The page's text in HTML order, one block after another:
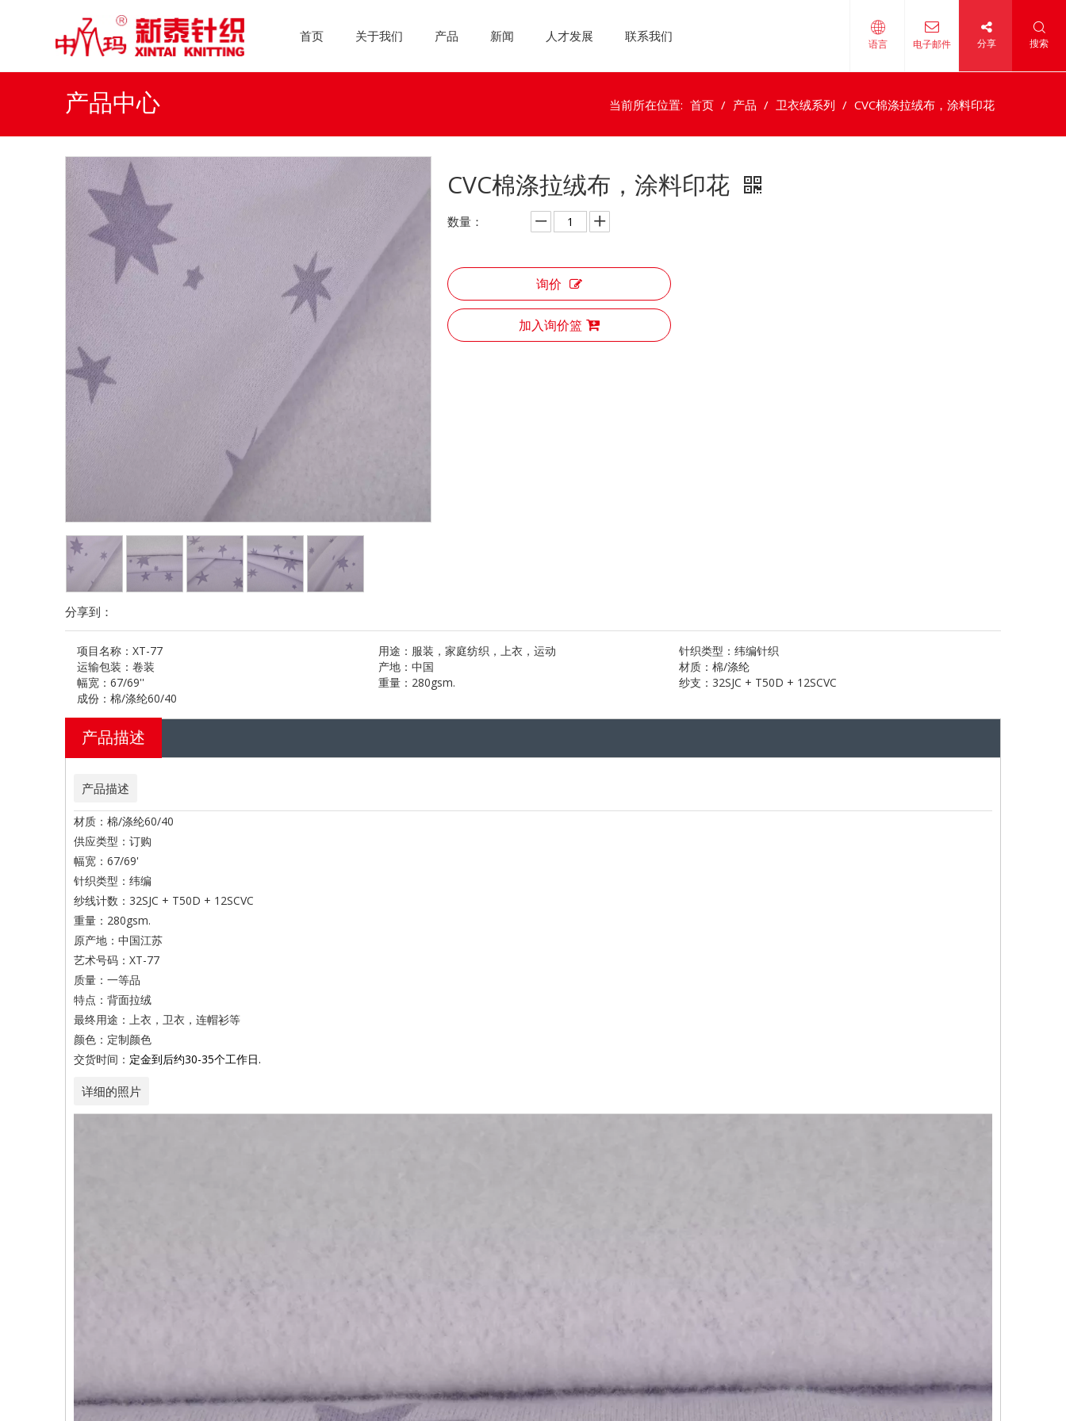
首页 关于我们 产品 新闻 人才发展 联系我们
语言 电子邮件 分享 搜索
产品中心 当前所在位置: 首页 / 产品 / 卫衣绒系列 / CVC棉涤拉绒布，涂料印花
分享到：
CVC棉涤拉绒布，涂料印花
数量：
询价
加入询价篮
项目名称： XT-77 用途： 服装，家庭纺织，上衣，运动 针织类型： 纬编针织
运输包装： 卷装 产地： 中国 材质： 棉/涤纶
幅宽： 67/69'' 重量： 280gsm. 纱支： 32SJC + T50D + 12SCVC
成份： 棉/涤纶60/40
产品描述
产品描述
材质：棉/涤纶60/40
供应类型：订购
幅宽：67/69'
针织类型：纬编
纱线计数：32SJC + T50D + 12SCVC
重量：280gsm.
原产地：中国江苏
艺术号码：XT-77
质量：一等品
特点：背面拉绒
最终用途：上衣，卫衣，连帽衫等
颜色：定制颜色
交货时间： 定金到后约30-35个工作日.
详细的照片